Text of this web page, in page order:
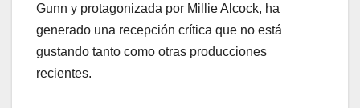
Gunn y protagonizada por Millie Alcock, ha
generado una recepción crítica que no está
gustando tanto como otras producciones
recientes.